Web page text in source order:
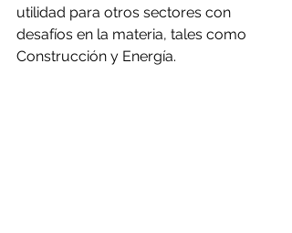
utilidad para otros sectores con
desafíos en la materia, tales como
Construcción y Energía.